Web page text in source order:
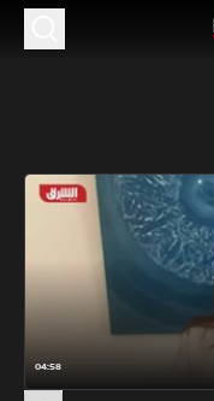
04:58